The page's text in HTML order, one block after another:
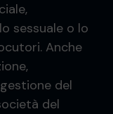
sessuale o lo
Anche
del
del